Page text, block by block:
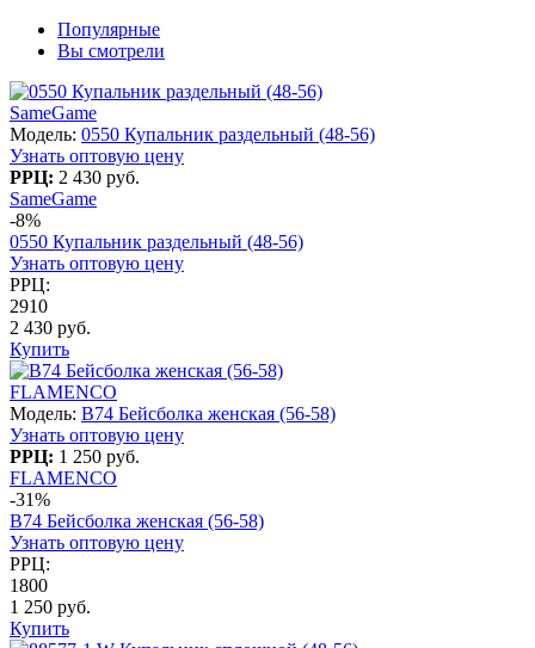
Популярные
Вы смотрели
SameGame
Модель: 0550 Купальник раздельный (48-56)
Узнать оптовую цену
РРЦ: 2 430 руб.
SameGame
-8%
0550 Купальник раздельный (48-56)
Узнать оптовую цену
РРЦ:
2910
2 430 руб.
Купить
FLAMENCO
Модель: B74 Бейсболка женская (56-58)
Узнать оптовую цену
РРЦ: 1 250 руб.
FLAMENCO
-31%
B74 Бейсболка женская (56-58)
Узнать оптовую цену
РРЦ:
1800
1 250 руб.
Купить